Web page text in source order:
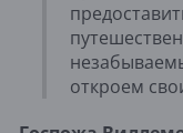
откроем